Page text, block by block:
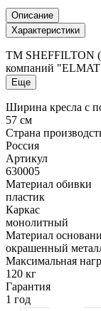
Описание
Характеристики
ТМ SHEFFILTON
компаний "ELMAT
Еще
Ширина кресла с
57 см
Страна
Россия
Артикул
630005
Материал обивки
пластик
Каркас
монолитный
Материал
окрашенный
Максимальная
120 кг
Гарантия
1 год